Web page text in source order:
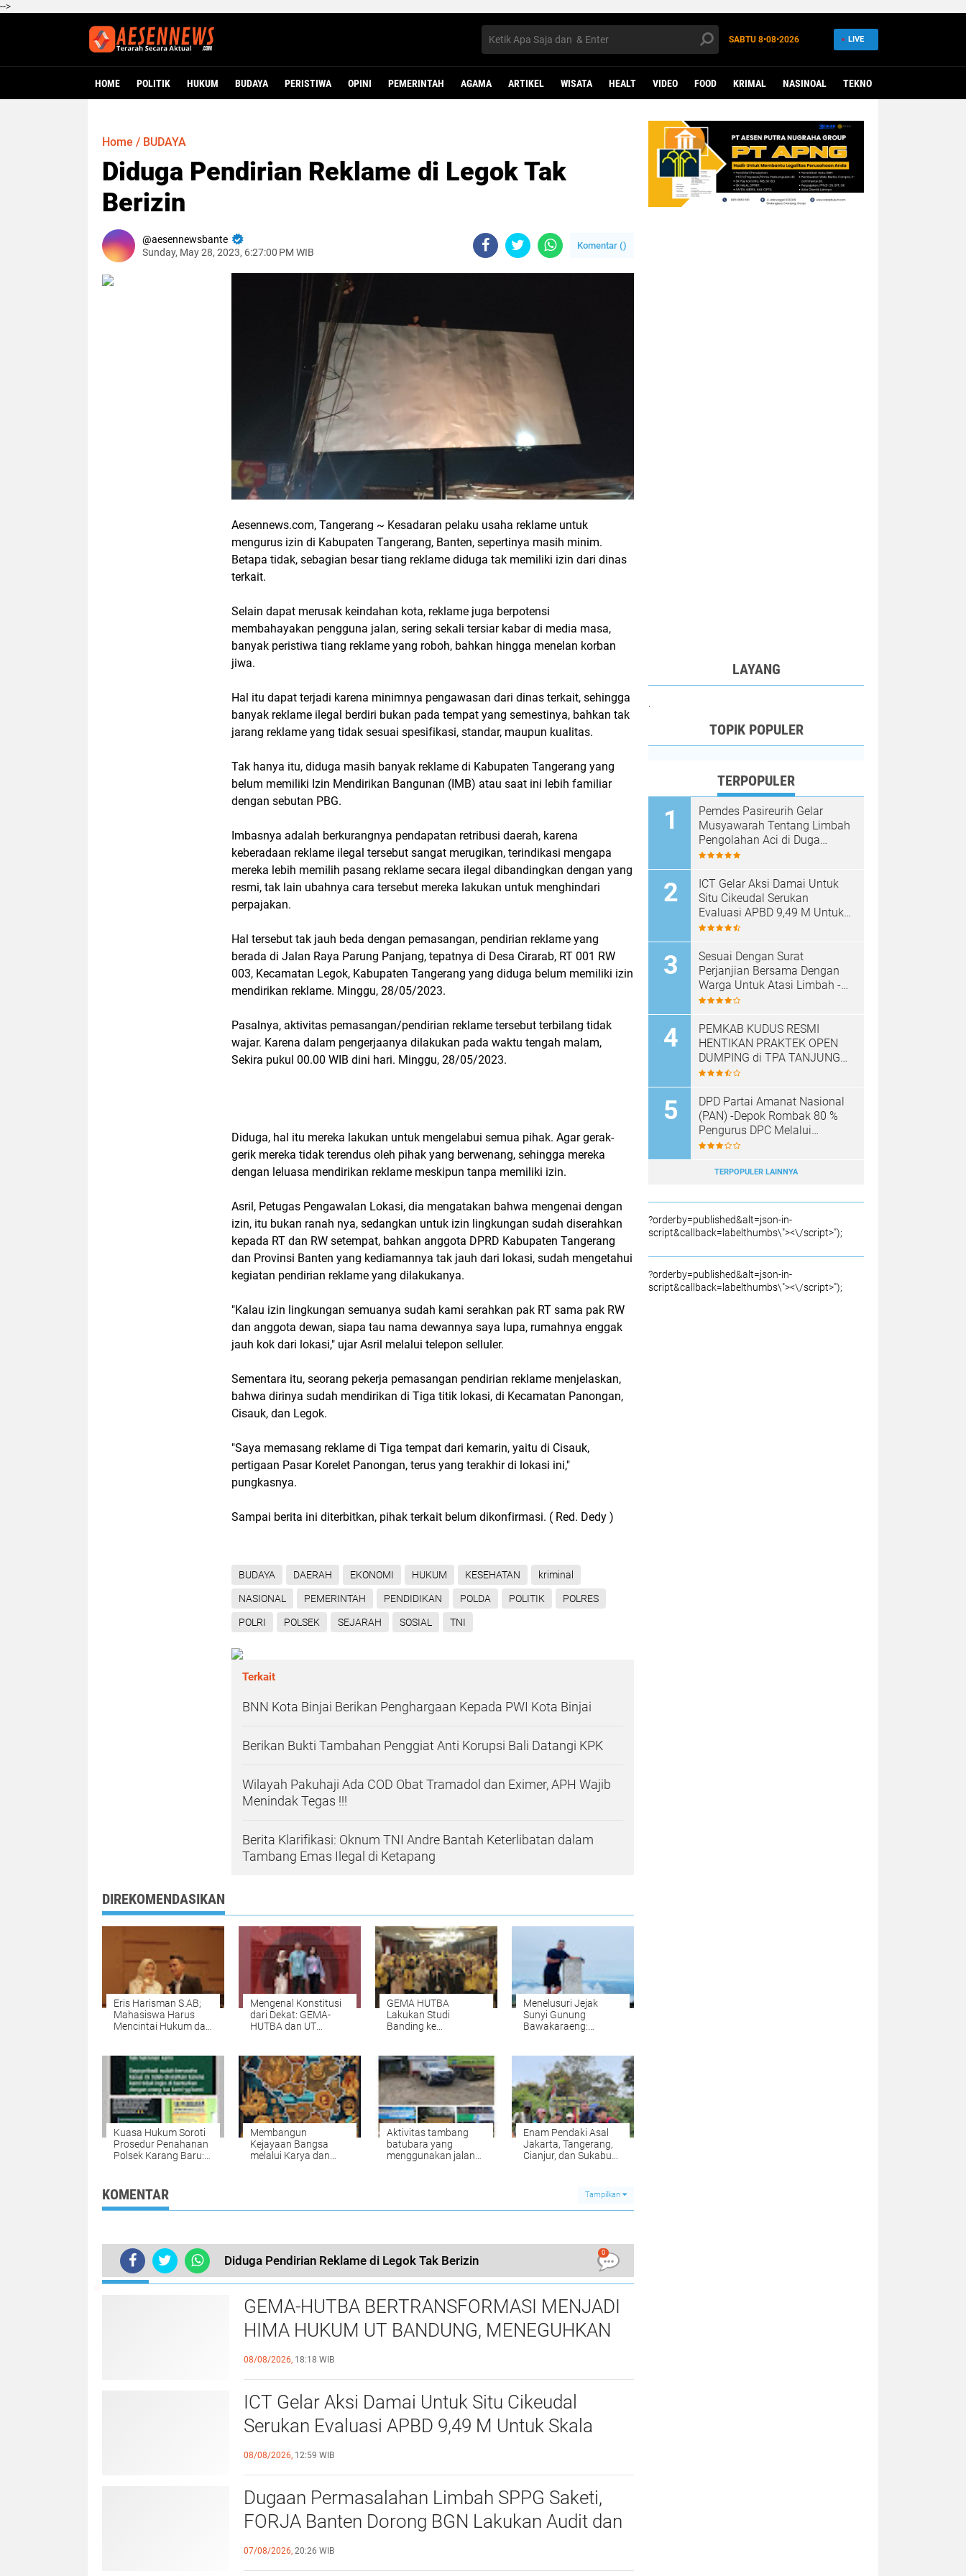
-->
SABTU 8•08•2026 LIVE
HOME POLITIK HUKUM BUDAYA PERISTIWA OPINI PEMERINTAH AGAMA ARTIKEL WISATA HEALT VIDEO FOOD KRIMAL NASINOAL TEKNO
Home / BUDAYA
Diduga Pendirian Reklame di Legok Tak
Berizin
aesennewsbante
Sunday, May 28, 2023, 6:27:00 PM WIB
Komentar ()
Aesennews.com, Tangerang ~ Kesadaran pelaku usaha reklame untuk
mengurus izin di Kabupaten Tangerang, Banten, sepertinya masih minim.
Betapa tidak, sebagian besar tiang reklame diduga tak memiliki izin dari dinas
terkait.
Selain dapat merusak keindahan kota, reklame juga berpotensi
membahayakan pengguna jalan, sering sekali tersiar kabar di media masa,
banyak peristiwa tiang reklame yang roboh, bahkan hingga menelan korban
jiwa.
Hal itu dapat terjadi karena minimnya pengawasan dari dinas terkait, sehingga
banyak reklame ilegal berdiri bukan pada tempat yang semestinya, bahkan tak
jarang reklame yang tidak sesuai spesifikasi, standar, maupun kualitas.
Tak hanya itu, diduga masih banyak reklame di Kabupaten Tangerang yang
belum memiliki Izin Mendirikan Bangunan (IMB) atau saat ini lebih familiar
dengan sebutan PBG.
Imbasnya adalah berkurangnya pendapatan retribusi daerah, karena
keberadaan reklame ilegal tersebut sangat merugikan, terindikasi mengapa
mereka lebih memilih pasang reklame secara ilegal dibandingkan dengan yang
resmi, tak lain ubahnya cara tersebut mereka lakukan untuk menghindari
perpajakan.
Hal tersebut tak jauh beda dengan pemasangan, pendirian reklame yang
berada di Jalan Raya Parung Panjang, tepatnya di Desa Cirarab, RT 001 RW
003, Kecamatan Legok, Kabupaten Tangerang yang diduga belum memiliki izin
mendirikan reklame. Minggu, 28/05/2023.
Pasalnya, aktivitas pemasangan/pendirian reklame tersebut terbilang tidak
wajar. Karena dalam pengerjaanya dilakukan pada waktu tengah malam,
Sekira pukul 00.00 WIB dini hari. Minggu, 28/05/2023.
Diduga, hal itu mereka lakukan untuk mengelabui semua pihak. Agar gerak-
gerik mereka tidak terendus oleh pihak yang berwenang, sehingga mereka
dengan leluasa mendirikan reklame meskipun tanpa memiliki izin.
Asril, Petugas Pengawalan Lokasi, dia mengatakan bahwa mengenai dengan
izin, itu bukan ranah nya, sedangkan untuk izin lingkungan sudah diserahkan
kepada RT dan RW setempat, bahkan anggota DPRD Kabupaten Tangerang
dan Provinsi Banten yang kediamannya tak jauh dari lokasi, sudah mengetahui
kegiatan pendirian reklame yang dilakukanya.
"Kalau izin lingkungan semuanya sudah kami serahkan pak RT sama pak RW
dan anggota dewan, siapa tau nama dewannya saya lupa, rumahnya enggak
jauh kok dari lokasi," ujar Asril melalui telepon selluler.
Sementara itu, seorang pekerja pemasangan pendirian reklame menjelaskan,
bahwa dirinya sudah mendirikan di Tiga titik lokasi, di Kecamatan Panongan,
Cisauk, dan Legok.
"Saya memasang reklame di Tiga tempat dari kemarin, yaitu di Cisauk,
pertigaan Pasar Korelet Panongan, terus yang terakhir di lokasi ini,"
pungkasnya.
Sampai berita ini diterbitkan, pihak terkait belum dikonfirmasi. ( Red. Dedy )
BUDAYA DAERAH EKONOMI HUKUM KESEHATAN kriminal
NASIONAL PEMERINTAH PENDIDIKAN POLDA POLITIK POLRES
POLRI POLSEK SEJARAH SOSIAL TNI
Terkait
BNN Kota Binjai Berikan Penghargaan Kepada PWI Kota Binjai
Berikan Bukti Tambahan Penggiat Anti Korupsi Bali Datangi KPK
Wilayah Pakuhaji Ada COD Obat Tramadol dan Eximer, APH Wajib
Menindak Tegas !!!
Berita Klarifikasi: Oknum TNI Andre Bantah Keterlibatan dalam
Tambang Emas Ilegal di Ketapang
DIREKOMENDASIKAN
Eris Harisman S.AB;
Mahasiswa Harus
Mencintai Hukum dan
Sebagai Warga
Negara
Mengenal Konstitusi
dari Dekat: GEMA-
HUTBA dan UT
Mahkamah Konstitusi
GEMA HUTBA
Lakukan Studi
Banding ke
Encep Ridwan
Edukasi "Moment
Dimana Bisa
Memahami Hukum
Lebih Luas".
‎Menelusuri Jejak
Sunyi Gunung
Bawakaraeng:
Untuk Mendaki
Gunung ke Sulawesi
Selatan‎
Kuasa Hukum Soroti
Prosedur Penahanan
Polsek Karang Baru:
Restorative Justice
Membangun
Kejayaan Bangsa
melalui Karya dan
Aktivitas tambang
batubara yang
menggunakan jalan
‎Enam Pendaki Asal
Jakarta, Tangerang,
Cianjur, dan Sukabumi
KOMENTAR Tampilkan
Diduga Pendirian Reklame di Legok Tak Berizin
0
TERKINI
GEMA-HUTBA BERTRANSFORMASI MENJADI
HIMA HUKUM UT BANDUNG, MENEGUHKAN
EKSISTENSI ORGANISASI MAHASISWA HUKUM
UNIVERSITAS TERBUKA
08/08/2026, 18:18 WIB
ICT Gelar Aksi Damai Untuk Situ Cikeudal
Serukan Evaluasi APBD 9,49 M Untuk Skala
Prioritaskan Kebutuhan Dasar Masyarakat
Belum Saat nya Butuh Kawasa
08/08/2026, 12:59 WIB
Dugaan Permasalahan Limbah SPPG Saketi,
FORJA Banten Dorong BGN Lakukan Audit dan
Evaluasi Korcam
07/08/2026, 20:26 WIB
LAYANG
TOPIK POPULER
TERPOPULER
Pemdes Pasireurih Gelar
Musyawarah Tentang Limbah
Pengolahan Aci di Duga
Cemari Sungai Cisata
Sementara
ICT Gelar Aksi Damai Untuk
Situ Cikeudal Serukan
Evaluasi APBD 9,49 M Untuk
Skala Prioritaskan Kebutuhan
Sesuai Dengan Surat
Perjanjian Bersama Dengan
Warga Untuk Atasi Limbah -
Pabrik Aci Giat Perbaiki Kobak
PEMKAB KUDUS RESMI
HENTIKAN PRAKTEK OPEN
DUMPING di TPA TANJUNG
REJO, KEC.JEKULO
SISTEM PENGELOLAAN
SAMPAH BARU
DPD Partai Amanat Nasional
(PAN) -Depok Rombak 80 %
Pengurus DPC Melalui
Muscab "
TERPOPULER LAINNYA
?orderby=published&alt=json-in-
script&callback=labelthumbs\"><\/script>");
?orderby=published&alt=json-in-
script&callback=labelthumbs\"><\/script>");